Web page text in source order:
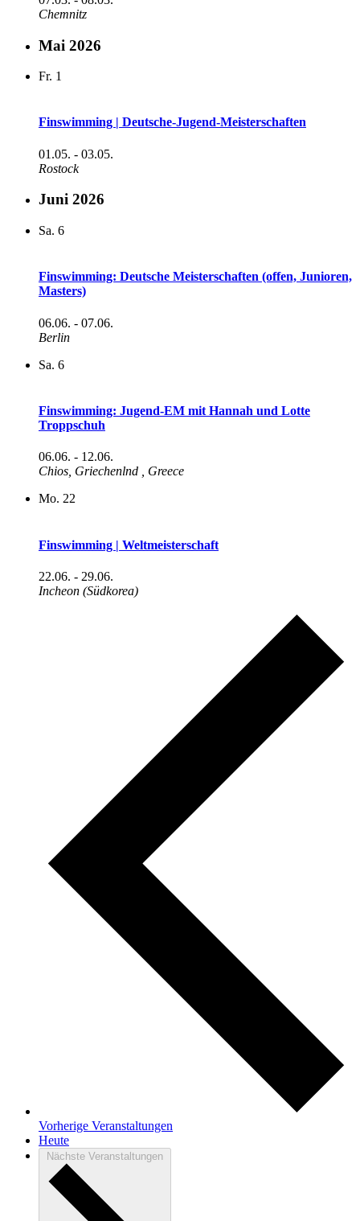
Chemnitz
Mai 2026
Fr. 1
Finswimming | Deutsche-Jugend-Meisterschaften
01.05. - 03.05.
Rostock
Juni 2026
Sa. 6
Finswimming: Deutsche Meisterschaften (offen, Junioren,
Masters)
06.06. - 07.06.
Berlin
Sa. 6
Finswimming: Jugend-EM mit Hannah und Lotte
Troppschuh
06.06. - 12.06.
Chios, Griechenlnd
, Greece
Mo. 22
Finswimming | Weltmeisterschaft
22.06. - 29.06.
Incheon (Südkorea)
Vorherige Veranstaltungen
Heute
Nächste Veranstaltungen